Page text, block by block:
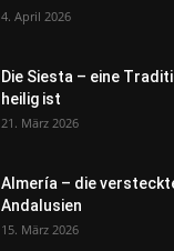
4. April 2026
Die Siesta – eine
heilig ist
21. März 2026
Almería – die
Andalusien
15. März 2026